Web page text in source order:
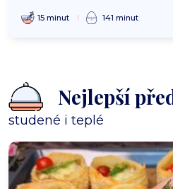
15 minut 141 minut
Nejlepší
studené i teplé